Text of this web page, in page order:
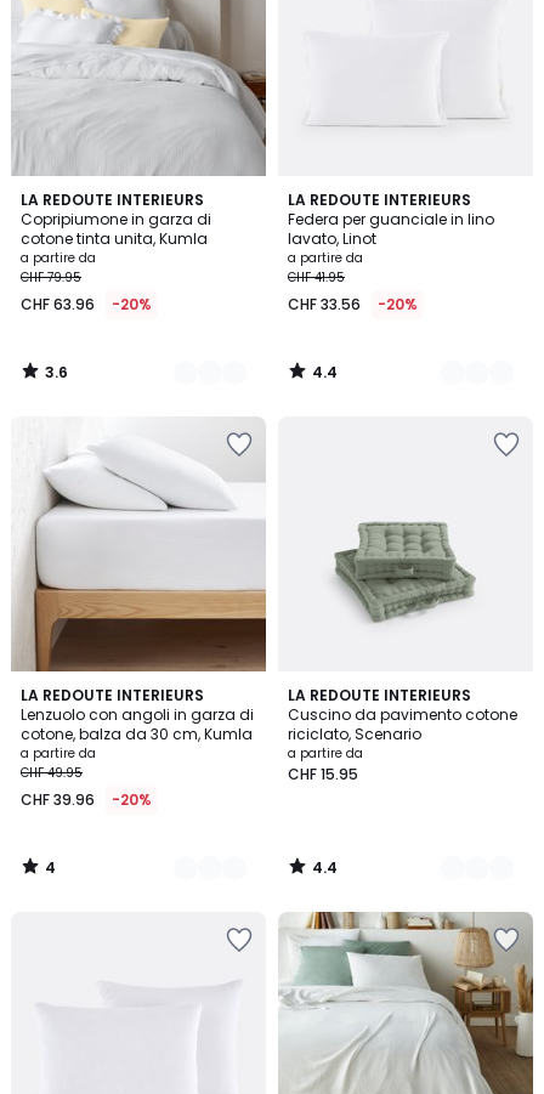
LA REDOUTE INTERIEURS
Copripiumone in garza di
cotone tinta unita, Kumla
a partire da
CHF 79.95
CHF 63.96 -20%
3.6
/ 5
17
Colori
3.6
/
LA REDOUTE INTERIEURS
Federa per guanciale in lino
lavato, Linot
a partire da
CHF 41.95
CHF 33.56 -20%
4.4
/ 5
21
Colori
4.4
/
LA REDOUTE INTERIEURS
Lenzuolo con angoli in garza di
cotone, balza da 30 cm, Kumla
a partire da
CHF 49.95
CHF 39.96 -20%
4
/
5
17
Colori
4
/
LA REDOUTE INTERIEURS
Cuscino da pavimento cotone
riciclato, Scenario
a partire da
CHF 15.95
4.4
/ 5
9
Colori
4.4
/